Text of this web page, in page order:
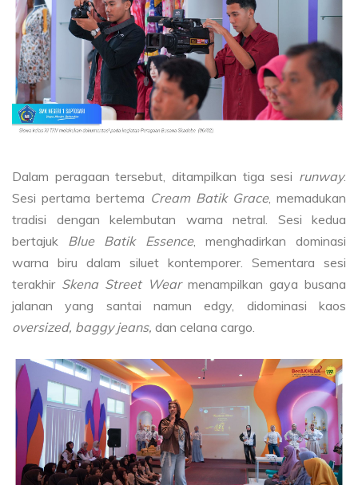
Dalam peragaan tersebut, ditampilkan tiga sesi runway.
Sesi pertama bertema Cream Batik Grace, memadukan
tradisi dengan kelembutan warna netral. Sesi kedua
bertajuk Blue Batik Essence, menghadirkan dominasi
warna biru dalam siluet kontemporer. Sementara sesi
terakhir Skena Street Wearmenampilkan gaya busana
jalanan yang santai namun edgy, didominasi kaos
oversized, baggy jeans, dan celana cargo.